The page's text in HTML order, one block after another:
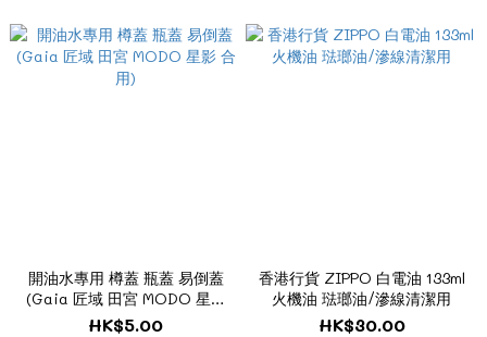
開油水專用 樽蓋 瓶蓋 易倒蓋
(Gaia 匠域 田宮 MODO 星影
合用)
HK$5.00
香港行貨 ZIPPO 白電油 133ml
火機油 琺瑯油/滲線清潔用
HK$30.00